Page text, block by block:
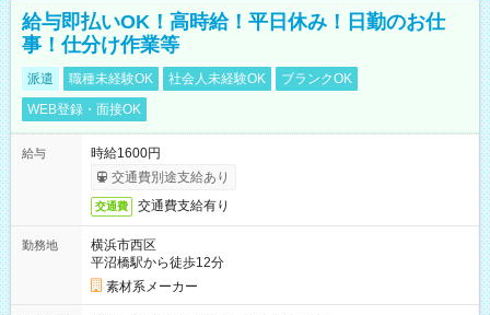
給与即払いOK！高時給！平日休み！日勤のお仕
事！仕分け作業等
派遣 職種未経験OK 社会人未経験OK
ブランクOK
WEB登録・面接OK
給与
時給1600円
交通費別途支給あり
交通費 交通費支給有り
勤務地
横浜市西区
平沼橋駅から徒歩12分
素材系メーカー